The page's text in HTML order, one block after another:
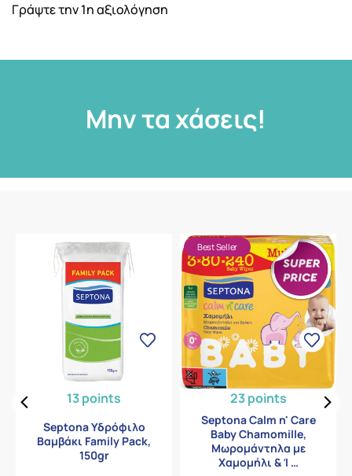
Γράψτε την 1η αξιολόγηση
Μην τα χάσεις!
13 points
Septona Υδρόφιλο
Βαμβάκι Family Pack,
150gr
Best Seller
23 points
Septona Calm n' Care
Baby Chamomille,
Μωρομάντηλα με
Χαμομήλι & Ί …